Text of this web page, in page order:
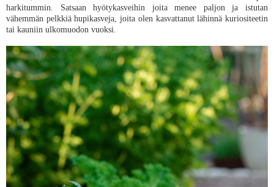
harkitummin. Satsaan hyötykasveihin joita menee paljon ja istutan
vähemmän pelkkiä hupikasveja, joita olen kasvattanut lähinnä kuriositeetin
tai kauniin ulkomuodon vuoksi.